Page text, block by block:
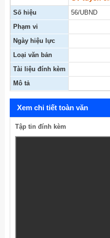
Số hiệu 56/UBND
Phạm vi
Ngày hiệu lực
Loại văn bản
Tài liệu đính kèm
Mô tả
Xem chi tiết toàn văn
Tập tin đính kèm